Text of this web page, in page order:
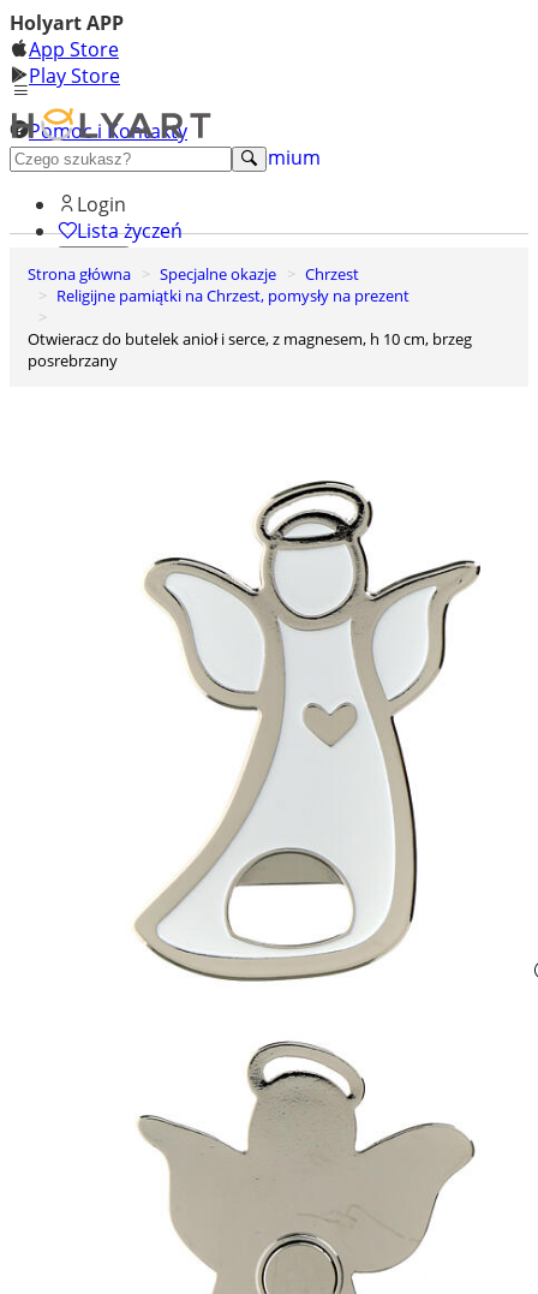
Holyart APP
App Store
Play Store
Pomoc i Kontakty
+48 222 922 860
Odkryj premium
Login
Lista życzeń
0
Koszyk
Strona główna Specjalne okazje
Chrzest
Religijne pamiątki na Chrzest, pomysły na prezent
Otwieracz do butelek anioł i serce, z magnesem, h 10 cm, brzeg
posrebrzany